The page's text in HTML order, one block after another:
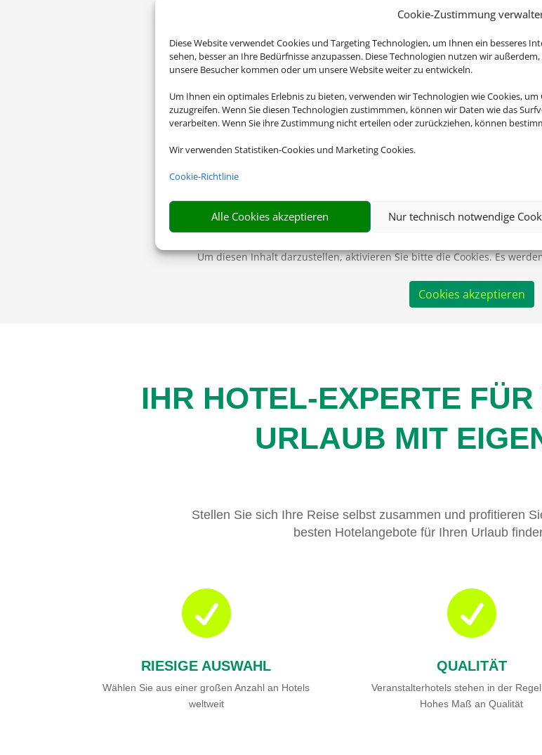
Cookie-Zustimmung
Diese Website verwendet Cookies und Targeting Technologien, um Ihnen ein besseres
sehen, besser an Ihre Bedürfnisse anzupassen. Diese Technologien nutzen wir
unsere Besucher kommen oder um unsere Website weiter zu entwickeln.
Um Ihnen ein optimales Erlebnis zu bieten, verwenden wir Technologien wie Cookies,
zuzugreifen. Wenn Sie diesen Technologien zustimmmen, können wir Daten wie das
verarbeiten. Wenn Sie ihre Zustimmung nicht erteilen oder zurückziehen, können
Wir verwenden Statistiken-Cookies und Marketing Cookies.
Cookie-Richtlinie
Alle Cookies akzeptieren Nur technisch notwendige
Wir brauchen Ihre
Um diesen Inhalt darzustellen, aktivieren Sie bitte die Cookies. Es
Cookies akzeptieren
IHR HOTEL-EXPERTE
URLAUB MIT
Stellen Sie sich Ihre Reise selbst zusammen und profitieren
besten Hotelangebote für Ihren Urlaub

RIESIGE AUSWAHL
Wählen Sie aus einer großen Anzahl an Hotels
weltweit

QUALITÄT
Veranstalterhotels stehen in der
Hohes Maß an Qualität